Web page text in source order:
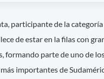
participante de la
de estar en la filas con
formando parte de uno de
importantes de